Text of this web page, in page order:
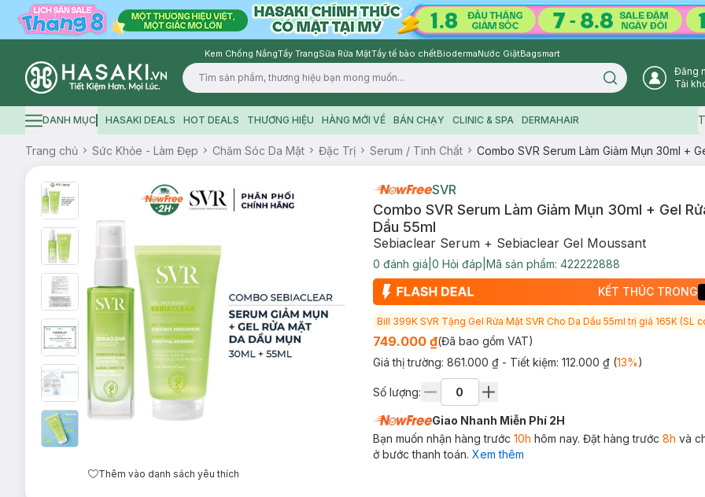
Kem Chống NắngTẩy TrangSữa Rửa MặtTẩy tế bào chếtBiodermaNước GiặtBagsmart
Logo
Search icon
Đăng
Tài
Hamburger icon
DANH MỤC HASAKI DEALS HOT DEALS THƯƠNG HIỆU HÀNG MỚI VỀ BÁN CHẠY CLINIC & SPA DERMAHAIR
Trang chủ Sức Khỏe - Làm Đẹp Chăm Sóc Da Mặt Đặc Trị Serum / Tinh Chất Combo SVR Serum Làm Giảm Mụn 30ml +
Thêm vào danh sách yêu thích
SVR
Combo SVR Serum Làm Giảm Mụn 30ml + Gel
Dầu 55ml
Sebiaclear Serum + Sebiaclear Gel Moussant
0 đánh giá 0 Hỏi đáp Mã sản phẩm: 422222888
KẾT THÚC TRONG
Bill 399K SVR Tặng Gel Rửa Mặt SVR Cho Da Dầu 55ml trị giá 165K (SL
749.000 ₫(Đã bao gồm VAT)
Giá thị trường: 861.000 ₫ - Tiết kiệm: 112.000 ₫(13%)
Số lượng:
Giao Nhanh Miễn Phí 2H
Bạn muốn nhận hàng trước 10h hôm nay. Đặt hàng trước 8h và
ở bước thanh toán. Xem thêm